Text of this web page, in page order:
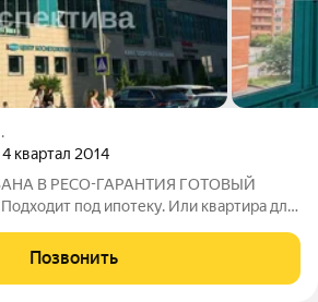
4 квартал 2014
В РЕСО-ГАРАНТИЯ ГОТОВЫЙ
под ипотеку. Или квартира для
мебель,
Позвонить